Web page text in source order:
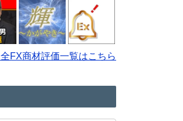
全FX商材評価一覧はこちら